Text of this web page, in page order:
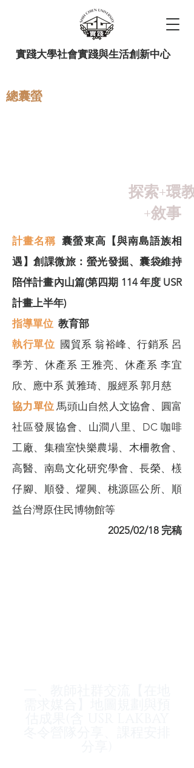
實踐大學社會實踐與生活創新中心
總囊螢
探索+環教
+敘事
計畫名稱 囊螢東高【與南島語族相
遇】創課微旅：螢光發掘、囊袋維持
陪伴計畫內山篇(第四期 114 年度 USR
計畫上半年)
指導單位 教育部
​執行單位 國貿系 翁裕峰、行銷系 呂
季芳、休產系 王雅亮、休產系 李宜
欣、應中系 黃雅琦、服經系 郭月慈
協力單位 馬頭山自然人文協會、圓富
社區發展協會、山澗八里、DC 咖啡
工廠、集穡室快樂農場、木柵教會、
高醫、南島文化研究學會、長榮、檨
仔腳、順發、燿興、桃源區公所、順
益台灣原住民博物館等
2025/02/18 完稿